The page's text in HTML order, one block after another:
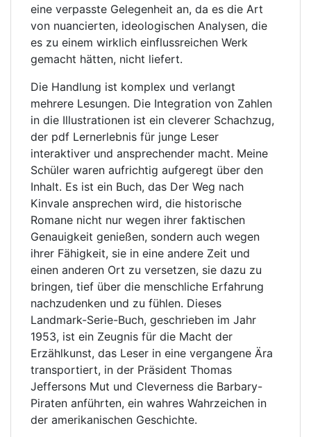
eine verpasste Gelegenheit an, da es die Art
von nuancierten, ideologischen Analysen, die
es zu einem wirklich einflussreichen Werk
gemacht hätten, nicht liefert.
Die Handlung ist komplex und verlangt
mehrere Lesungen. Die Integration von Zahlen
in die Illustrationen ist ein cleverer Schachzug,
der pdf Lernerlebnis für junge Leser
interaktiver und ansprechender macht. Meine
Schüler waren aufrichtig aufgeregt über den
Inhalt. Es ist ein Buch, das Der Weg nach
Kinvale ansprechen wird, die historische
Romane nicht nur wegen ihrer faktischen
Genauigkeit genießen, sondern auch wegen
ihrer Fähigkeit, sie in eine andere Zeit und
einen anderen Ort zu versetzen, sie dazu zu
bringen, tief über die menschliche Erfahrung
nachzudenken und zu fühlen. Dieses
Landmark-Serie-Buch, geschrieben im Jahr
1953, ist ein Zeugnis für die Macht der
Erzählkunst, das Leser in eine vergangene Ära
transportiert, in der Präsident Thomas
Jeffersons Mut und Cleverness die Barbary-
Piraten anführten, ein wahres Wahrzeichen in
der amerikanischen Geschichte.